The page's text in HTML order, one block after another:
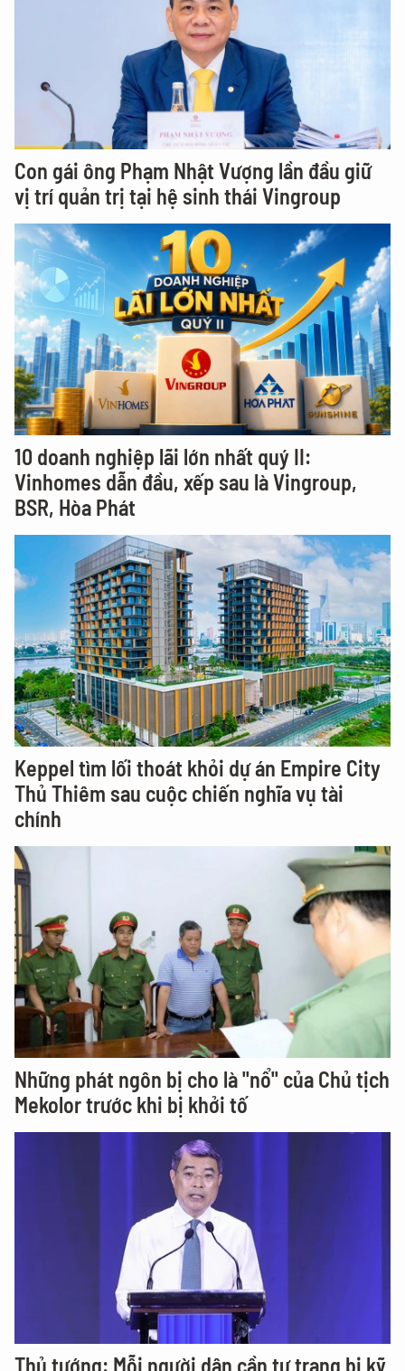
Con gái ông Phạm Nhật Vượng lần đầu giữ
vị trí quản trị tại hệ sinh thái Vingroup
10 doanh nghiệp lãi lớn nhất quý II:
Vinhomes dẫn đầu, xếp sau là Vingroup,
BSR, Hòa Phát
Keppel tìm lối thoát khỏi dự án Empire City
Thủ Thiêm sau cuộc chiến nghĩa vụ tài
chính
Những phát ngôn bị cho là "nổ" của Chủ tịch
Mekolor trước khi bị khởi tố
Thủ tướng: Mỗi người dân cần tự trang bị kỹ